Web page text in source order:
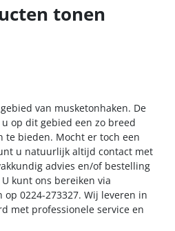
tonen
van musketonhaken. De
u op dit gebied een zo breed
te bieden. Mocht er toch een
u natuurlijk altijd contact met
advies en/of bestelling
kunt ons bereiken via
op 0224-273327. Wij leveren in
met professionele service en